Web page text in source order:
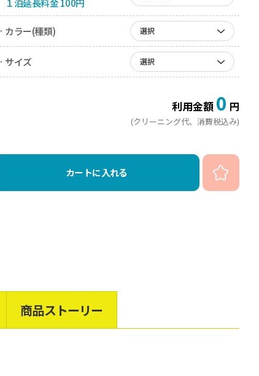
１泊延長料金 100円
· カラー(種類) 選択
· サイズ 選択
利用金額 0 円
(クリーニング代、消費税込み)
カートに入れる
商品ストーリー